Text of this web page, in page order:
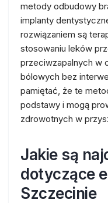
metody odbudowy
implanty
rozwiązaniem są
stosowaniu leków
przeciwzapalnych w
bólowych bez
pamiętać, że te
podstawy i mogą
zdrowotnych w
Jakie są
dotyczące
Szczecinie